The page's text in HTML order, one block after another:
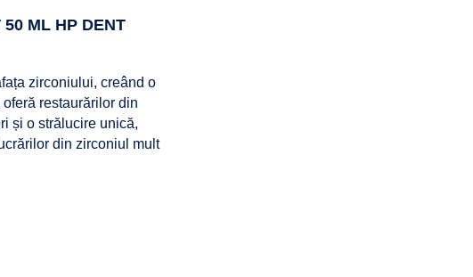
ML HP DENT
zirconiului, creând o
restaurărilor din
și o strălucire unică,
din zirconiul mult